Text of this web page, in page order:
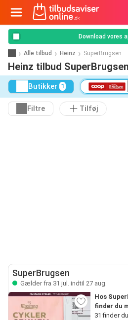
Download vores
Alle tilbud Heinz SuperBrugsen
Heinz tilbud SuperBrugsen
Butikker 1
Filtre Tilføj
SuperBrugsen
Gælder fra 31 jul. indtil 27 aug.
Hos
finder du
31 finder